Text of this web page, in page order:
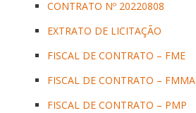
CONTRATO Nº 20220808
EXTRATO DE LICITAÇÃO
FISCAL DE CONTRATO – FME
FISCAL DE CONTRATO – FMMA
FISCAL DE CONTRATO – PMP